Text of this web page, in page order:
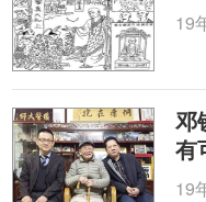
19
邓
有
19